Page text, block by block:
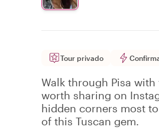
Tour privado
Walk through Pisa
worth sharing on
hidden corners most
of this Tuscan gem.